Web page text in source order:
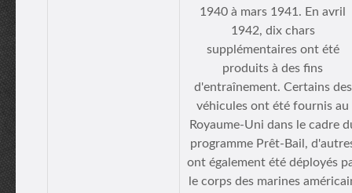
1940 à mars 1941. En avril
1942, dix chars
supplémentaires ont été
produits à des fins
d'entraînement. Certains des
véhicules ont été fournis au
Royaume-Uni dans le cadre
programme Prêt-Bail,
ont également été déployés
le corps des marines